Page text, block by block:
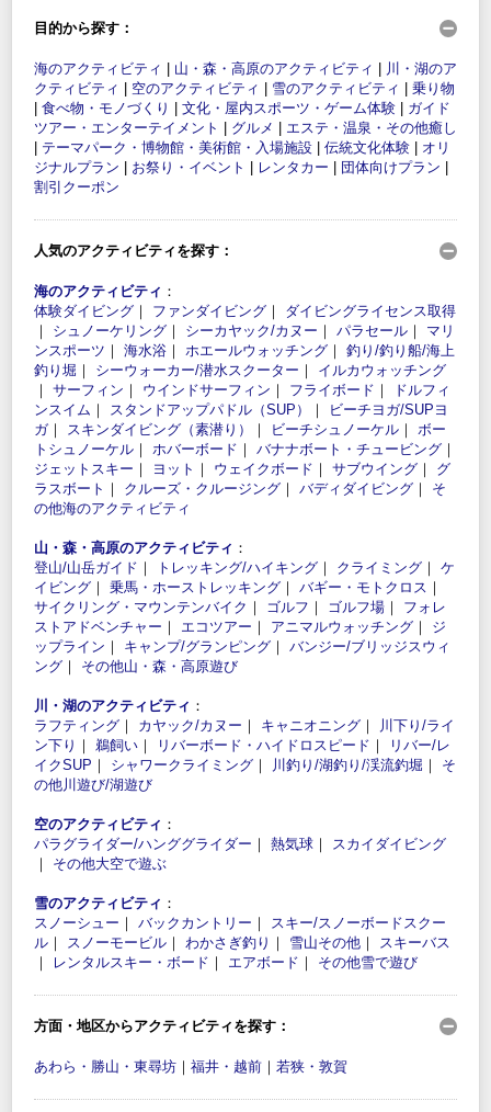
目的から探す：
海のアクティビティ 山・森・高原のアクティビティ
川・湖のア
クティビティ
空のアクティビティ 雪のアクティビティ
乗り物
食べ物・モノづくり 文化・屋内スポーツ・ゲーム体験
ガイド
ツアー・エンターテイメント
グルメ
エステ・温泉・その他癒し
テーマパーク・博物館・美術館・入場施設 伝統文化体験
オリ
ジナルプラン
お祭り・イベント レンタカー 団体向けプラン
割引クーポン
人気のアクティビティを探す：
海のアクティビティ ：
体験ダイビング ｜ ファンダイビング ｜ ダイビングライセンス取得
｜ シュノーケリング ｜ シーカヤック/カヌー ｜ パラセール ｜ マリ
ンスポーツ ｜ 海水浴 ｜ ホエールウォッチング ｜ 釣り/釣り船/海上
釣り堀 ｜ シーウォーカー/潜水スクーター ｜ イルカウォッチング
｜ サーフィン ｜ ウインドサーフィン ｜ フライボード ｜
ドルフィ
ンスイム ｜ スタンドアップパドル（SUP） ｜
ビーチヨガ/SUPヨ
ガ｜ スキンダイビング（素潜り） ｜ ビーチシュノーケル ｜ ボー
トシュノーケル ｜ ホバーボード ｜ バナナボート・チュービング ｜
ジェットスキー ｜ ヨット ｜ ウェイクボード ｜ サブウイング ｜ グ
ラスボート ｜ クルーズ・クルージング ｜ バディダイビング ｜ そ
の他海のアクティビティ
山・森・高原のアクティビティ ：
登山/山岳ガイド ｜ トレッキング/ハイキング ｜ クライミング ｜ ケ
イビング ｜ 乗馬・ホーストレッキング ｜ バギー・モトクロス ｜
サイクリング・マウンテンバイク ｜ ゴルフ ｜ ゴルフ場 ｜ フォレ
ストアドベンチャー ｜ エコツアー ｜ アニマルウォッチング ｜ ジ
ップライン ｜ キャンプ/グランピング ｜ バンジー/ブリッジスウィ
ング ｜ その他山・森・高原遊び
川・湖のアクティビティ ：
ラフティング ｜ カヤック/カヌー ｜ キャニオニング ｜
川下り/ライ
ン下り ｜ 鵜飼い ｜ リバーボード・ハイドロスピード ｜
リバー/レ
イクSUP ｜ シャワークライミング ｜ 川釣り/湖釣り/渓流釣堀 ｜ そ
の他川遊び/湖遊び
空のアクティビティ ：
パラグライダー/ハンググライダー ｜ 熱気球 ｜ スカイダイビング
｜ その他大空で遊ぶ
雪のアクティビティ ：
スノーシュー ｜ バックカントリー ｜ スキー/スノーボードスクー
ル ｜ スノーモービル ｜ わかさぎ釣り ｜ 雪山その他 ｜ スキーバス
｜
レンタルスキー・ボード ｜ エアボード ｜ その他雪で遊び
方面・地区からアクティビティを探す：
あわら・勝山・東尋坊 ｜ 福井・越前 ｜ 若狭・敦賀